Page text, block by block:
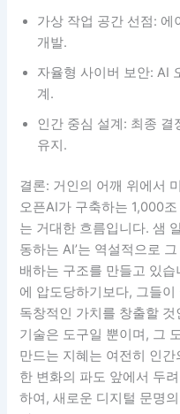
가상 작업 공간 선점: 에
개발.
자율형 사이버 보안: AI
계.
인간 중심 설계: 최종 결
유지.
결론: 거인의 어깨 위에서
오픈AI가 구축하는 1,000
는 거대한 흐름입니다. 샘
동하는 AI’는 역설적으로
배하는 구조를 만들고 있
에 압도당하기보다, 그들
독창적인 가치를 창출할
기술은 도구일 뿐이며, 그
만드는 지혜는 여전히 인
한 변화의 파도 앞에서 두
하여, 새로운 디지털 문명